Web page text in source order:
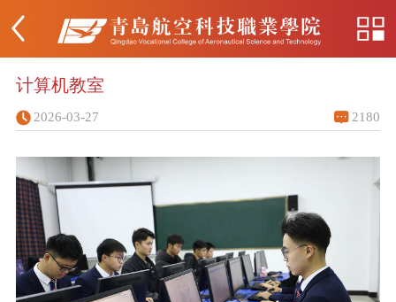
计算机教室
2026-03-27 2180